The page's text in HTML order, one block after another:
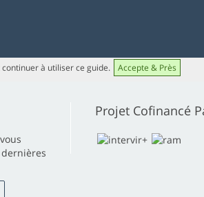
à utiliser ce guide. Accepte & Près
Projet Cofinancé